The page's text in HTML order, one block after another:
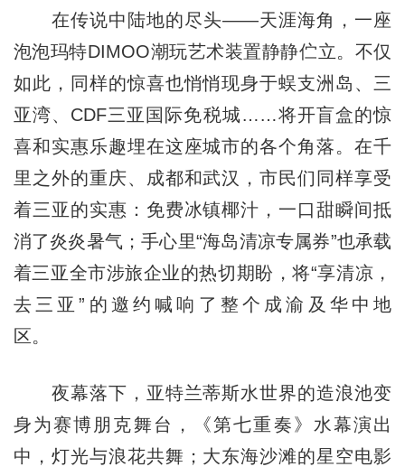
在传说中陆地的尽头——天涯海角，一座
泡泡玛特DIMOO潮玩艺术装置静静伫立。不仅
如此，同样的惊喜也悄悄现身于蜈支洲岛、三
亚湾、CDF三亚国际免税城……将开盲盒的惊
喜和实惠乐趣埋在这座城市的各个角落。在千
里之外的重庆、成都和武汉，市民们同样享受
着三亚的实惠：免费冰镇椰汁，一口甜瞬间抵
消了炎炎暑气；手心里“海岛清凉专属券”也承载
着三亚全市涉旅企业的热切期盼，将“享清凉，
去三亚”的邀约喊响了整个成渝及华中地
区。
夜幕落下，亚特兰蒂斯水世界的造浪池变
身为赛博朋克舞台，《第七重奏》水幕演出
中，灯光与浪花共舞；大东海沙滩的星空电影